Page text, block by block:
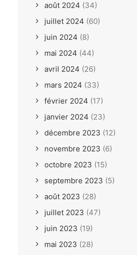
août 2024 (34)
juillet 2024 (60)
juin 2024 (8)
mai 2024 (44)
avril 2024 (26)
mars 2024 (33)
février 2024 (17)
janvier 2024 (23)
décembre 2023 (12)
novembre 2023 (6)
octobre 2023 (15)
septembre 2023 (5)
août 2023 (28)
juillet 2023 (47)
juin 2023 (19)
mai 2023 (28)